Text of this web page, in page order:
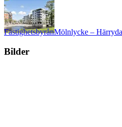
FastighetsbyrånMölnlycke – Härryda
Bilder